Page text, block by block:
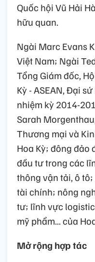
Quốc hội Vũ Hải
hữu quan.
Ngài Marc Evans
Việt Nam; Ngài
Tổng Giám đốc,
Kỳ - ASEAN, Đại
nhiệm kỳ 2014-
Sarah
Thương mại và
Hoa Kỳ; đông đảo
đầu tư trong các
thông vận tải, ô
tài chính; nông
tư; lĩnh vực
mỹ phẩm... của
Mở rộng hợp tác